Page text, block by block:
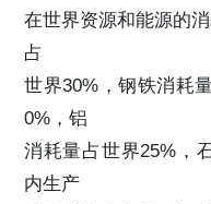
在世界资源和能源的
占
世界30%，钢铁消耗
0%，铝
消耗量占世界25%，
内生产